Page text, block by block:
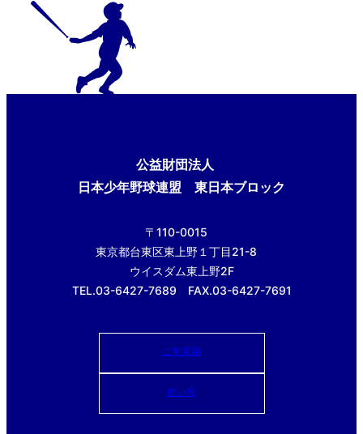
公益財団法人
日本少年野球連盟 東日本ブロック
〒110-0015
東京都台東区東上野１丁目21-8
ウイスダム東上野2F
TEL.03-6427-7689 FAX.03-6427-7691
ご意見箱
使い方